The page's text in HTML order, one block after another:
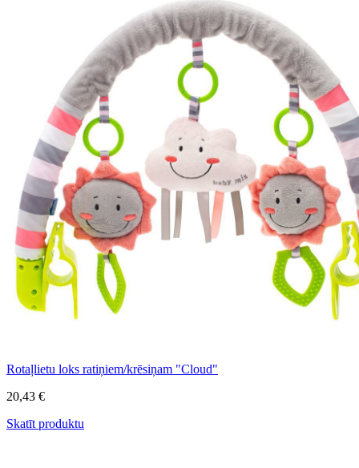
Rotaļlietu loks ratiņiem/krēsiņam "Cloud"
20,43 €
Skatīt produktu